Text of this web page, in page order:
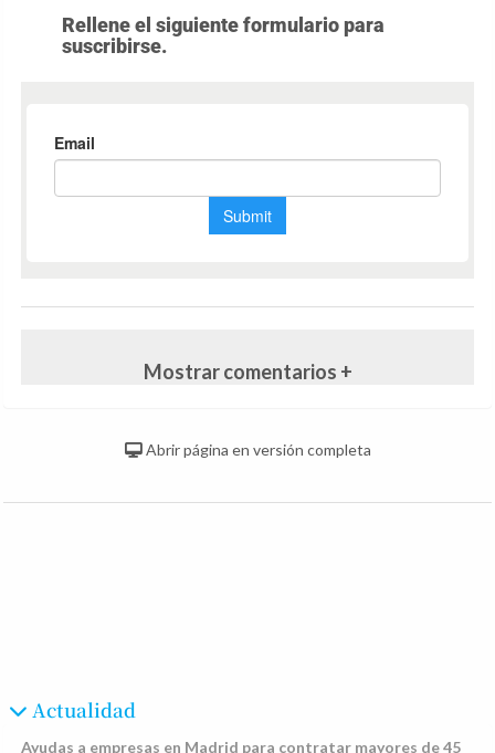
Rellene el siguiente formulario para
suscribirse.
Mostrar comentarios +
Abrir página en versión completa
Actualidad
Ayudas a empresas en Madrid para contratar mayores de 45